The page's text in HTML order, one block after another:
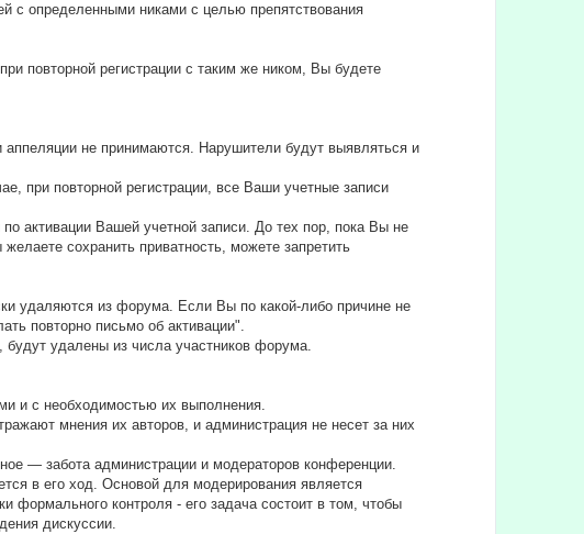
с определенными никами с целью препятствования
повторной регистрации с таким же ником, Вы будете
не принимаются. Нарушители будут выявляться и
при повторной регистрации, все Ваши учетные записи
активации Вашей учетной записи. До тех пор, пока Вы не
сохранить приватность, можете запретить
удаляются из форума. Если Вы по какой-либо причине не
повторно письмо об активации".
удалены из числа участников форума.
и с необходимостью их выполнения.
мнения их авторов, и администрация не несет за них
— забота администрации и модераторов конференции.
в его ход. Основой для модерирования является
формального контроля - его задача состоит в том, чтобы
дискуссии.